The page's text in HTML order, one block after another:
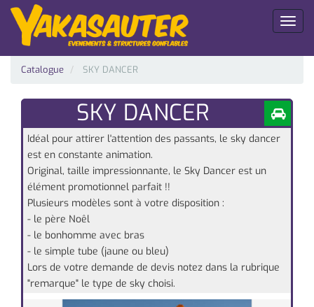
Toggle
Catalogue SKY DANCER
SKY DANCER
Idéal pour attirer l'attention des passants, le sky dancer
est en constante animation.
Original, taille impressionnante, le Sky Dancer est un
élément promotionnel parfait !!
Plusieurs modèles sont à votre disposition :
- le père Noêl
- le bonhomme avec bras
- le simple tube (jaune ou bleu)
Lors de votre demande de devis notez dans la rubrique
"remarque" le type de sky choisi.